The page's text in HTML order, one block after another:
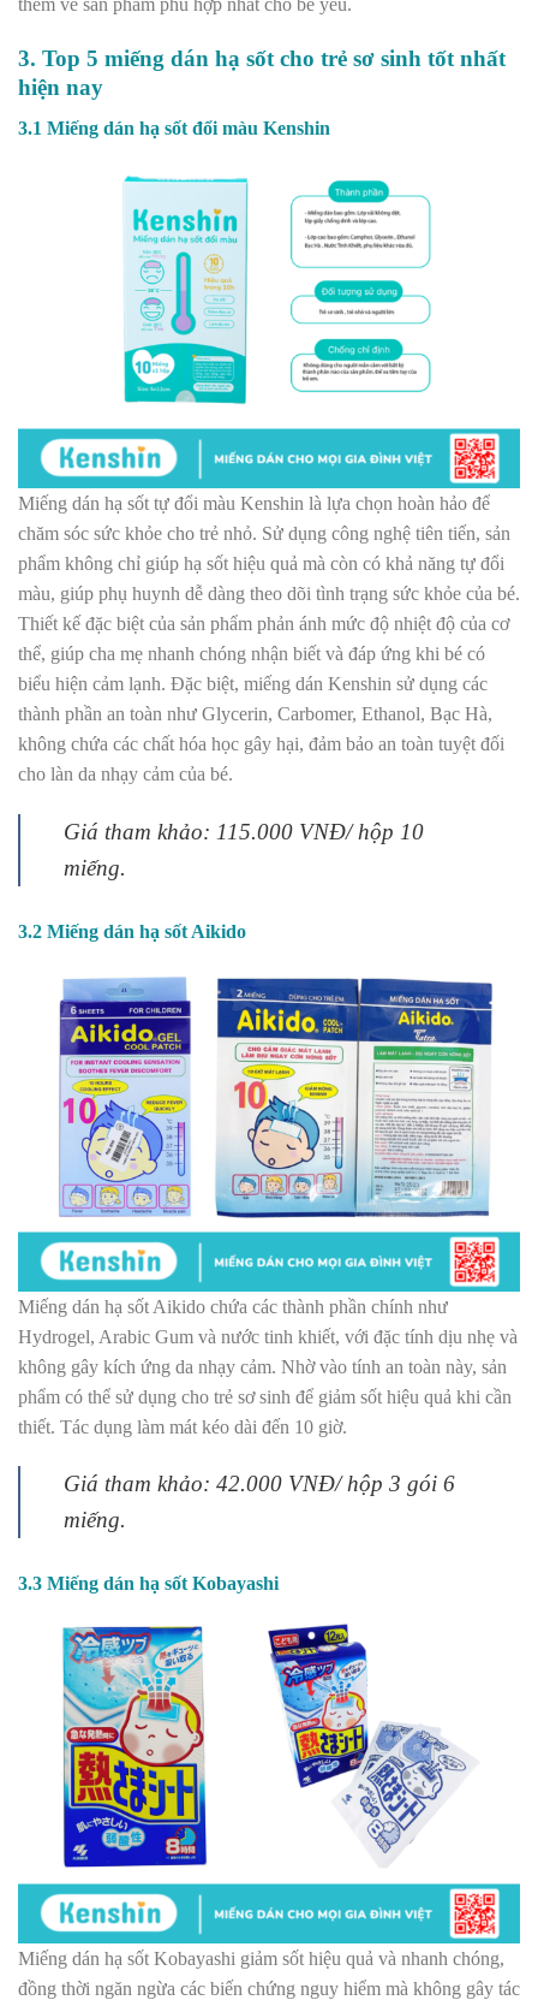
thêm về sản phẩm phù hợp nhất cho bé yêu.
3. Top 5 miếng dán hạ sốt cho trẻ sơ sinh tốt nhất
hiện nay
3.1 Miếng dán hạ sốt đổi màu Kenshin
Miếng dán hạ sốt tự đổi màu Kenshin là lựa chọn hoàn hảo để
chăm sóc sức khỏe cho trẻ nhỏ. Sử dụng công nghệ tiên tiến, sản
phẩm không chỉ giúp hạ sốt hiệu quả mà còn có khả năng tự đổi
màu, giúp phụ huynh dễ dàng theo dõi tình trạng sức khỏe của bé.
Thiết kế đặc biệt của sản phẩm phản ánh mức độ nhiệt độ của cơ
thể, giúp cha mẹ nhanh chóng nhận biết và đáp ứng khi bé có
biểu hiện cảm lạnh. Đặc biệt, miếng dán Kenshin sử dụng các
thành phần an toàn như Glycerin, Carbomer, Ethanol, Bạc Hà,
không chứa các chất hóa học gây hại, đảm bảo an toàn tuyệt đối
cho làn da nhạy cảm của bé.
Giá tham khảo: 115.000 VNĐ/ hộp 10
miếng.
3.2 Miếng dán hạ sốt Aikido
Miếng dán hạ sốt Aikido chứa các thành phần chính như
Hydrogel, Arabic Gum và nước tinh khiết, với đặc tính dịu nhẹ và
không gây kích ứng da nhạy cảm. Nhờ vào tính an toàn này, sản
phẩm có thể sử dụng cho trẻ sơ sinh để giảm sốt hiệu quả khi cần
thiết. Tác dụng làm mát kéo dài đến 10 giờ.
Giá tham khảo: 42.000 VNĐ/ hộp 3 gói 6
miếng.
3.3 Miếng dán hạ sốt Kobayashi
Miếng dán hạ sốt Kobayashi giảm sốt hiệu quả và nhanh chóng,
đồng thời ngăn ngừa các biến chứng nguy hiểm mà không gây tác